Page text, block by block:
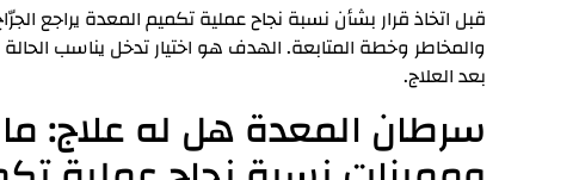
قبل اتخاذ قرار بشأن نسبة نجاح عملية تكميم المعدة يراجع
والمخاطر وخطة المتابعة. الهدف هو اختيار تدخل يناسب
بعد العلاج.
سرطان المعدة هل له علاج: